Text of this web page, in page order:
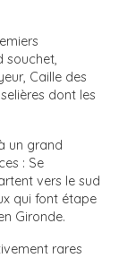
souchet,
Caille des
dont les
un grand
: Se
vers le sud
qui font étape
Gironde.
rares